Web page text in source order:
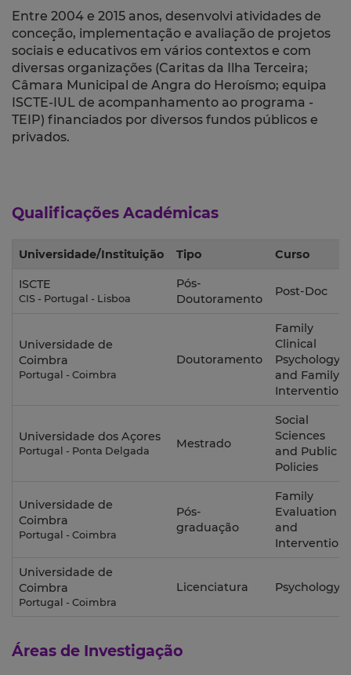
Entre 2004 e 2015 anos, desenvolvi atividades de
conceção, implementação e avaliação de projetos
sociais e educativos em vários contextos e com
diversas organizações (Caritas da Ilha Terceira;
Câmara Municipal de Angra do Heroísmo; equipa
ISCTE-IUL de acompanhamento ao programa -
TEIP) financiados por diversos fundos públicos e
privados.
Qualificações Académicas
Universidade/Instituição Tipo Curso
ISCTE
CIS - Portugal - Lisboa
Pós-
Doutoramento
Post-Doc
Universidade de
Coimbra
Portugal - Coimbra
Doutoramento
Family
Clinical
Psychology
and Family
Intervention
Universidade dos Açores
Portugal - Ponta Delgada
Mestrado
Social
Sciences
and Public
Policies
Universidade de
Coimbra
Portugal - Coimbra
Pós-
graduação
Family
Evaluation
and
Intervention
Universidade de
Coimbra
Portugal - Coimbra
Licenciatura Psychology
Áreas de Investigação